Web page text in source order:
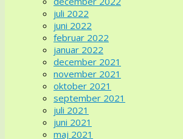
juli 2022
juni 2022
februar 2022
januar 2022
december 2021
november 2021
oktober 2021
september 2021
juli 2021
juni 2021
maj 2021